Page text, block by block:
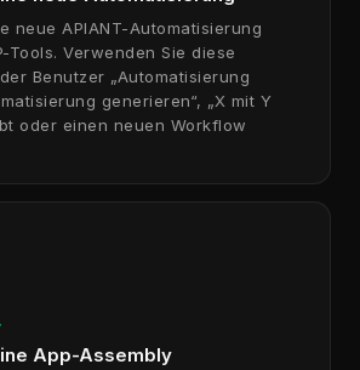
neue APIANT-Automatisierung
Tools. Verwenden Sie diese
Benutzer „Automatisierung
generieren“, „X mit Y
oder einen neuen Workflow
App-Assembly